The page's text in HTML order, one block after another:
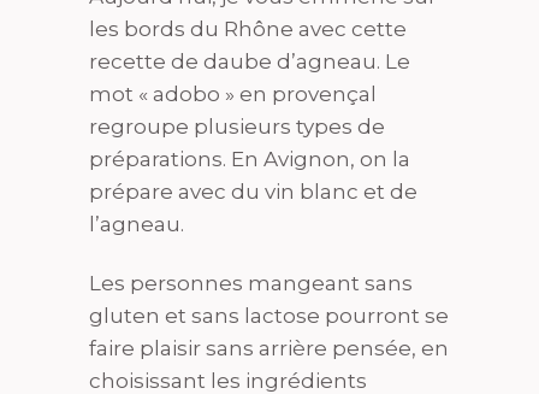
les bords du Rhône avec cette
recette de daube d’agneau. Le
mot « adobo » en provençal
regroupe plusieurs types de
préparations. En Avignon, on la
prépare avec du vin blanc et de
l’agneau.
Les personnes mangeant sans
gluten et sans lactose pourront se
faire plaisir sans arrière pensée, en
choisissant les ingrédients